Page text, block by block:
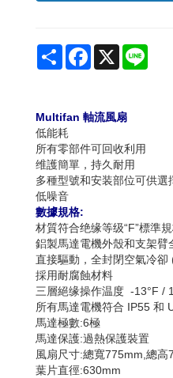
Share Facebook
X
Multifan 軸流風扇
低能耗
所有零部件可回收利用
维護簡單，持久耐用
多種型號和安装部位可供選
低噪音
數據規格:
材質符合绝缘等级“F”標準
鋁製馬達電機外殼和支架臂
直接驅動，全封閉空氣冷卻
採用耐腐蝕材料
三層絕缘操作温度 -13°F /
所有馬達電機符合 IP55 和
馬達極數:6極
馬達保護:過熱保護裝置
風扇尺寸:總寬775mm,總高
葉片直徑:630mm